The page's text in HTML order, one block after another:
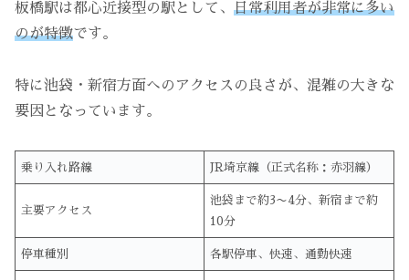
板橋駅は都心近接型の駅として、 日常利用者が非常に多い
のが特徴です。
特に池袋・新宿方面へのアクセスの良さが、混雑の大きな
要因となっています。
乗り入れ路線 JR埼京線（正式名称：赤羽線）
主要アクセス
池袋まで約3〜4分、新宿まで約
10分
停車種別 各駅停車、快速、通勤快速